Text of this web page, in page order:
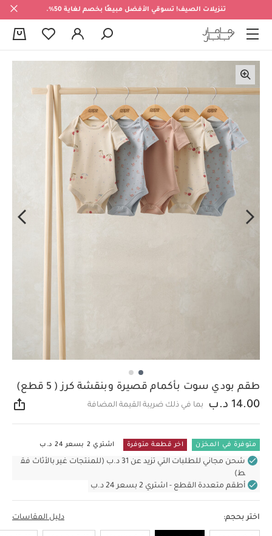
تنزيلات الصيف! تسوقي الأفضل مبيعًا بخصم لغاية 50%.
طقم بودي سوت بأكمام قصيرة وبنقشة كرز ( 5 قطع)
14.00 د.ب بما في ذلك ضريبة القيمة المضافة
متوفرة في المخزن اخر قطعة متوفرة اشتري 2 بسعر 24 د.ب
شحن مجاني للطلبات التي تزيد عن 31 د.ب (للمنتجات غير بالأثاث فق
ط)
أطقم متعددة القطع - اشتري 2 بسعر 24 د.ب
اختر بحجم: دليل المقاسات